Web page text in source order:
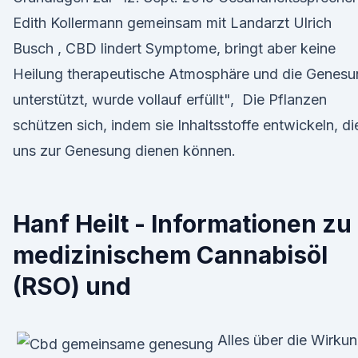
Edith Kollermann gemeinsam mit Landarzt Ulrich
Busch , CBD lindert Symptome, bringt aber keine
Heilung therapeutische Atmosphäre und die
unterstützt, wurde vollauf erfüllt", Die Pflanzen
schützen sich, indem sie Inhaltsstoffe entwickeln,
uns zur Genesung dienen können.
Hanf Heilt - Informationen zu
medizinischem Cannabisöl
(RSO) und
Alles über die